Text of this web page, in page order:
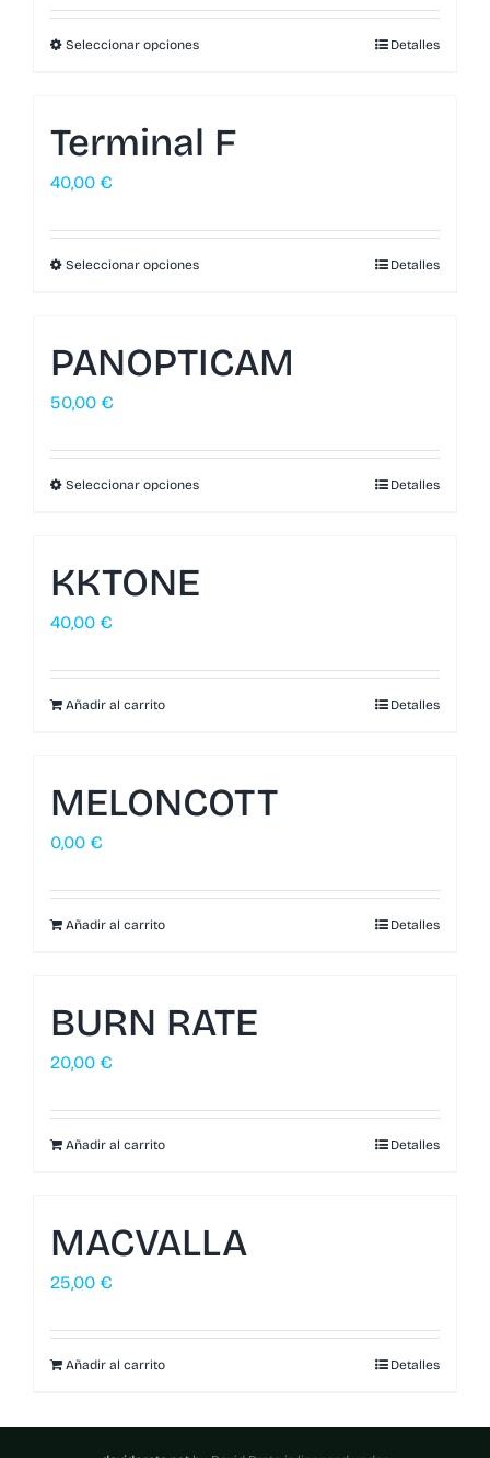
Seleccionar opciones Detalles
Terminal F
40,00 €
Seleccionar opciones Detalles
PANOPTICAM
50,00 €
Seleccionar opciones Detalles
KKTONE
40,00 €
Añadir al carrito Detalles
MELONCOTT
0,00 €
Añadir al carrito Detalles
BURN RATE
20,00 €
Añadir al carrito Detalles
MACVALLA
25,00 €
Añadir al carrito Detalles